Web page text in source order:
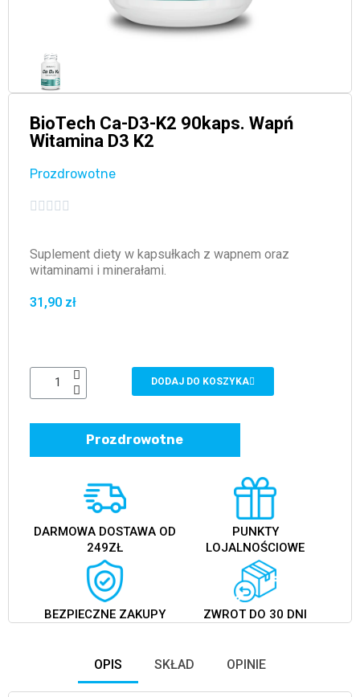
BioTech Ca-D3-K2 90kaps. Wapń
Witamina D3 K2
Prozdrowotne
    
Suplement diety w kapsułkach z wapnem oraz
witaminami i minerałami.
31,90 zł
DODAJ DO KOSZYKA
Prozdrowotne
DARMOWA DOSTAWA OD
249ZŁ
PUNKTY
LOJALNOŚCIOWE
BEZPIECZNE ZAKUPY ZWROT DO 30 DNI
OPIS SKŁAD OPINIE